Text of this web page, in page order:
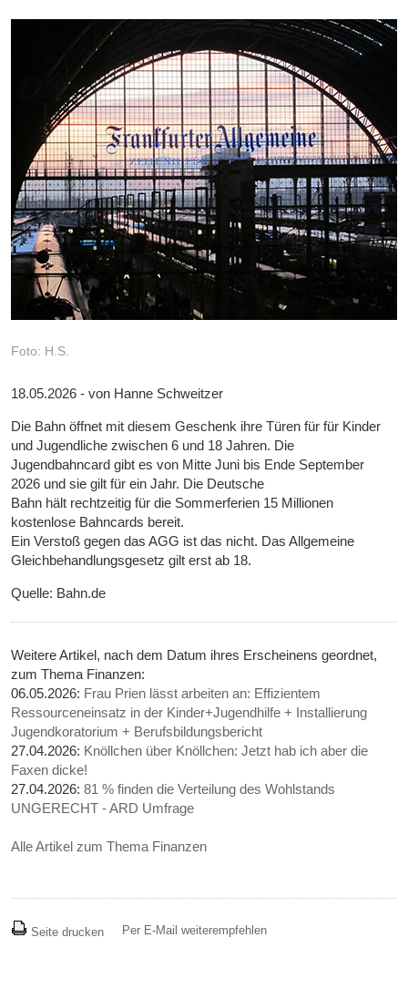
Foto: H.S.
18.05.2026 - von Hanne Schweitzer
Die Bahn öffnet mit diesem Geschenk ihre Türen für für Kinder
und Jugendliche zwischen 6 und 18 Jahren. Die
Jugendbahncard gibt es von Mitte Juni bis Ende September
2026 und sie gilt für ein Jahr. Die Deutsche
Bahn hält rechtzeitig für die Sommerferien 15 Millionen
kostenlose Bahncards bereit.
Ein Verstoß gegen das AGG ist das nicht. Das Allgemeine
Gleichbehandlungsgesetz gilt erst ab 18.
Quelle: Bahn.de
Weitere Artikel, nach dem Datum ihres Erscheinens geordnet,
zum Thema Finanzen:
06.05.2026: Frau Prien lässt arbeiten an: Effizientem
Ressourceneinsatz in der Kinder+Jugendhilfe + Installierung
Jugendkoratorium + Berufsbildungsbericht
27.04.2026: Knöllchen über Knöllchen: Jetzt hab ich aber die
Faxen dicke!
27.04.2026:81 % finden die Verteilung des Wohlstands
UNGERECHT - ARD Umfrage
Alle Artikel zum Thema Finanzen
Seite drucken Per E-Mail weiterempfehlen